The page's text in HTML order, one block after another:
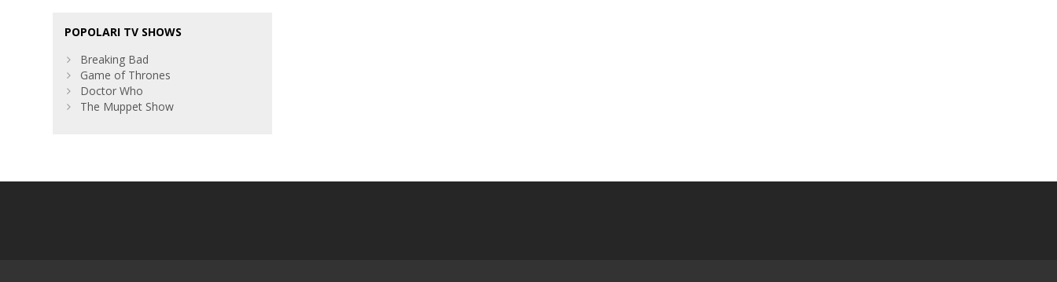
POPOLARI TV SHOWS
Breaking Bad
Game of Thrones
Doctor Who
The Muppet Show